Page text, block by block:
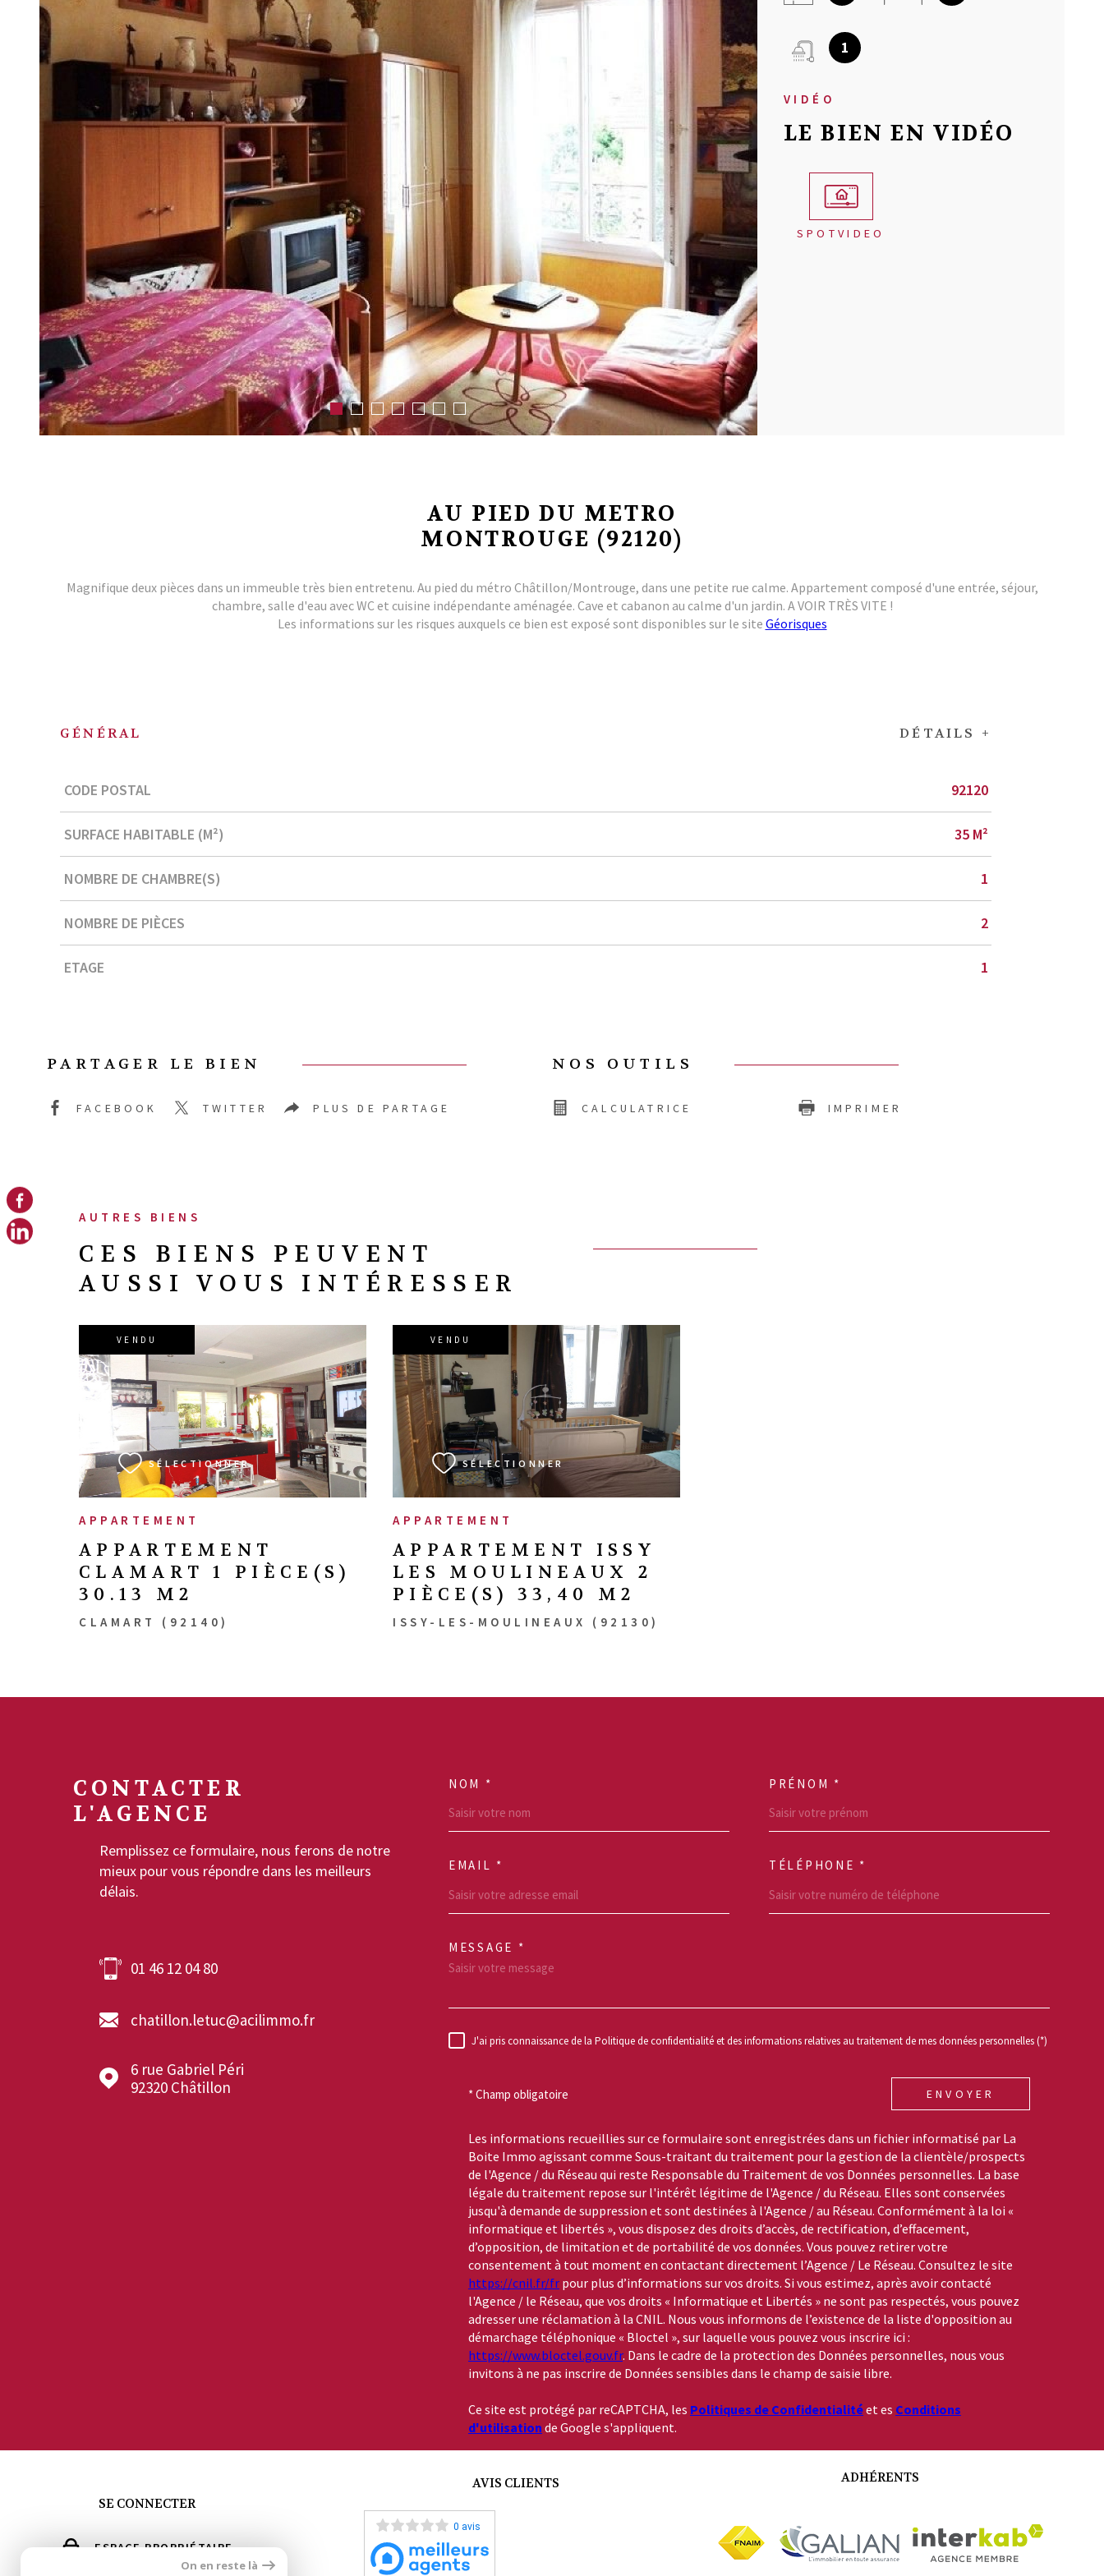
MON
1
VIDÉO
LE BIEN EN VIDÉO
SPOTVIDEO
AU PIED DU METRO
MONTROUGE (92120)
Magnifique deux pièces dans un immeuble très bien entretenu. Au pied du métro Châtillon/Montrouge, dans une petite rue calme. Appartement composé d'une entrée, séjour,
chambre, salle d'eau avec WC et cuisine indépendante aménagée. Cave et cabanon au calme d'un jardin. A VOIR TRÈS VITE !
Les informations sur les risques auxquels ce bien est exposé sont disponibles sur le site Géorisques
GÉNÉRAL DÉTAILS +
Caractérisque
CODE POSTAL 92120
SURFACE HABITABLE (M²) 35 M²
NOMBRE DE CHAMBRE(S) 1
NOMBRE DE PIÈCES 2
ETAGE 1
PARTAGER LE BIEN
FACEBOOK TWITTER PLUS DE PARTAGE
NOS OUTILS
CALCULATRICE IMPRIMER
AUTRES BIENS
CES BIENS PEUVENT
AUSSI VOUS INTÉRESSER
APPARTEMENT
APPARTEMENT
CLAMART 1 PIÈCE(S)
30.13 M2
CLAMART (92140)
VENDU
SÉLECTIONNER
VOIR LE BIEN
APPARTEMENT
APPARTEMENT ISSY
LES MOULINEAUX 2
PIÈCE(S) 33,40 M2
ISSY-LES-MOULINEAUX (92130)
VENDU
SÉLECTIONNER
VOIR LE BIEN
CONTACTER
L'AGENCE
Remplissez ce formulaire, nous ferons de notre
mieux pour vous répondre dans les meilleurs
délais.
01 46 12 04 80
chatillon.letuc@acilimmo.fr
6 rue Gabriel Péri
92320
Châtillon
TRAD_MELTEM_VOSCOORDONNEES
NOM * PRÉNOM *
EMAIL * TÉLÉPHONE *
TRAD_MELTEM_VOREDEMANDE
MESSAGE *
RÈGLEMENTATION
J'ai pris connaissance de la Politique de confidentialité et des informations relatives au traitement de mes données personnelles (*)
* Champ obligatoire ENVOYER
Les informations recueillies sur ce formulaire sont enregistrées dans un fichier informatisé par La
Boite Immo agissant comme Sous-traitant du traitement pour la gestion de la clientèle/prospects
de l'Agence / du Réseau qui reste Responsable du Traitement de vos Données personnelles. La base
légale du traitement repose sur l'intérêt légitime de l'Agence / du Réseau. Elles sont conservées
jusqu'à demande de suppression et sont destinées à l'Agence / au Réseau. Conformément à la loi «
informatique et libertés », vous disposez des droits d’accès, de rectification, d’effacement,
d’opposition, de limitation et de portabilité de vos données. Vous pouvez retirer votre
consentement à tout moment en contactant directement l’Agence / Le Réseau. Consultez le site
https://cnil.fr/fr pour plus d’informations sur vos droits. Si vous estimez, après avoir contacté
l'Agence / le Réseau, que vos droits « Informatique et Libertés » ne sont pas respectés, vous pouvez
adresser une réclamation à la CNIL. Nous vous informons de l’existence de la liste d'opposition au
démarchage téléphonique « Bloctel », sur laquelle vous pouvez vous inscrire ici :
https://www.bloctel.gouv.fr. Dans le cadre de la protection des Données personnelles, nous vous
invitons à ne pas inscrire de Données sensibles dans le champ de saisie libre.
Ce site est protégé par reCAPTCHA, les Politiques de Confidentialitéet es Conditions
d'utilisation de Google s'appliquent.
SE CONNECTER
ESPACE PROPRIÉTAIRE
AVIS CLIENTS
0 avis
ADHÉRENTS
On en reste là